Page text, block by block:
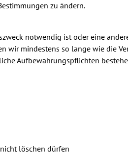
zu ändern.
notwendig ist oder eine
wir mindestens so lange wie die
Aufbewahrungspflichten
löschen dürfen